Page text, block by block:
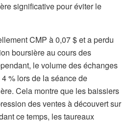
significative pour éviter le
CMP à 0,07 $ et a perdu
boursière au cours des
le volume des échanges
% lors de la séance de
Cela montre que les baissiers
des ventes à découvert sur
ce temps, les taureaux